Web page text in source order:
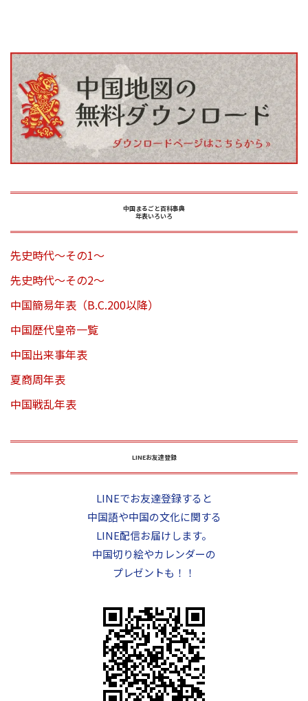
中国まるごと百科事典
年表いろいろ
先史時代～その1～
先史時代～その2～
中国簡易年表（B.C.200以降）
中国歴代皇帝一覧
中国出来事年表
夏商周年表
中国戦乱年表
LINEお友達登録
LINEでお友達登録すると
中国語や中国の文化に関する
LINE配信お届けします。
中国切り絵やカレンダーの
プレゼントも！！